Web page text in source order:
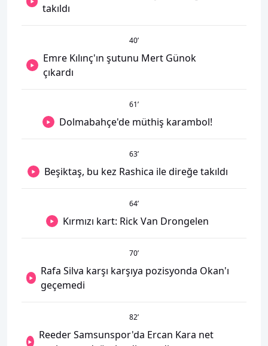
takıldı
40’
Emre Kılınç'ın şutunu Mert Günok
çıkardı
61’
Dolmabahçe'de müthiş karambol!
63’
Beşiktaş, bu kez Rashica ile direğe takıldı
64’
Kırmızı kart: Rick Van Drongelen
70’
Rafa Silva karşı karşıya pozisyonda Okan'ı
geçemedi
82’
Reeder Samsunspor'da Ercan Kara net